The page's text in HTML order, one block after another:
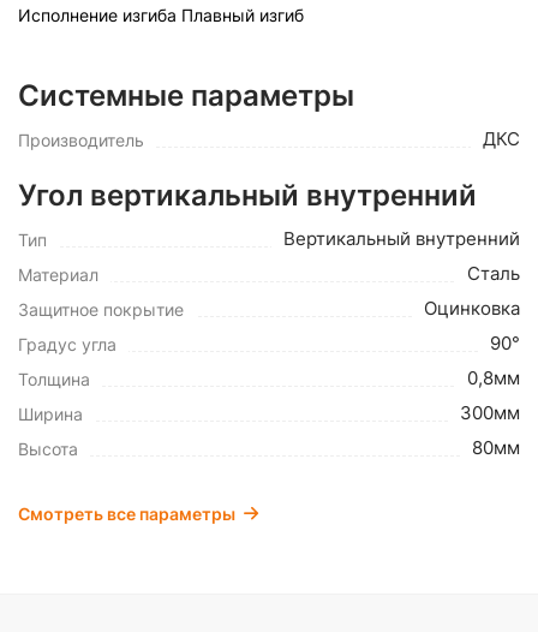
Исполнение изгиба Плавный изгиб
Системные параметры
Производитель ДКС
Угол вертикальный внутренний
Тип Вертикальный внутренний
Материал Сталь
Защитное покрытие Оцинковка
Градус угла 90°
Толщина 0,8мм
Ширина 300мм
Высота 80мм
Смотреть все параметры